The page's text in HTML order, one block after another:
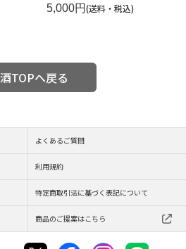
5,000円(送料・税込)
TOPへ戻る
よくあるご質問
利用規約
特定商取引法に基づく表記について
商品のご提案はこちら